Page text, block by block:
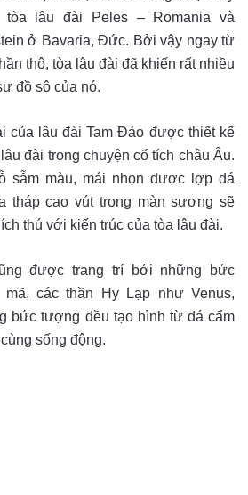
lâu đài Peles – Romania và
ở Bavaria, Đức. Bởi vậy ngay từ
thô, tòa lâu đài đã khiến rất nhiều
đồ sộ của nó.
của lâu đài Tam Đảo được thiết kế
đài trong chuyện cổ tích châu Âu.
sẫm màu, mái nhọn được lợp đá
tháp cao vút trong màn sương sẽ
thú với kiến trúc của tòa lâu đài.
được trang trí bởi những bức
các thần Hy Lạp như Venus,
bức tượng đều tạo hình từ đá cẩm
sống động.